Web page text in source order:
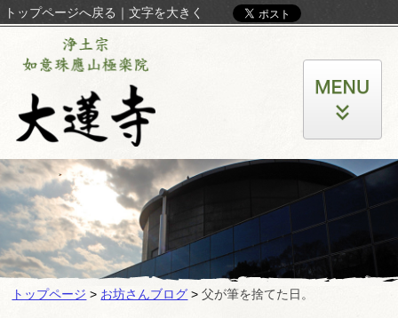
トップページへ戻る ｜ 文字を大きく
トップページ > お坊さんブログ >父が筆を捨てた日。